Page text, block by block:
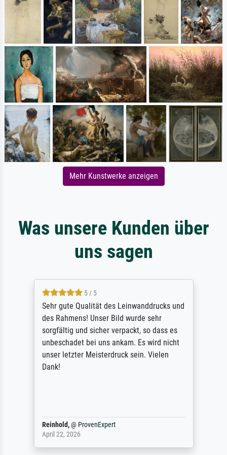
Mehr Kunstwerke anzeigen
Was unsere Kunden über
uns sagen
5 / 5
Sehr gute Qualität des Leinwanddrucks und
des Rahmens! Unser Bild wurde sehr
sorgfältig und sicher verpackt, so dass es
unbeschadet bei uns ankam. Es wird nicht
unser letzter Meisterdruck sein. Vielen
Dank!
Reinhold,@ ProvenExpert
April 22, 2026